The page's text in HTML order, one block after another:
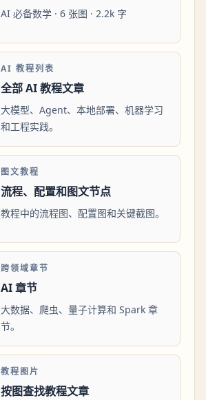
AI 必备数学 · 6 张图 · 2.2k 字
AI 教程列表
全部 AI 教程文章
大模型、Agent、本地部署、机器学习
和工程实践。
图文教程
流程、配置和图文节点
教程中的流程图、配置图和关键截图。
跨领域章节
AI 章节
大数据、爬虫、量子计算和 Spark 章
节。
教程图片
按图查找教程文章